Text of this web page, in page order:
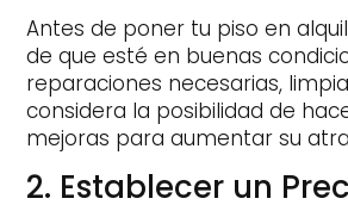
Antes de poner tu piso en
de que esté en buenas
reparaciones necesarias,
considera la posibilidad de
mejoras para aumentar su
2. Establecer un